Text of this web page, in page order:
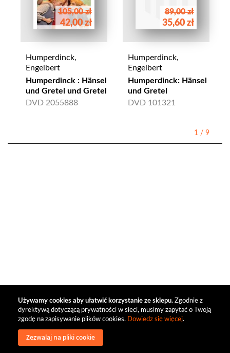
Używamy cookies aby ułatwić korzystanie ze sklepu. Zgodnie z
dyrektywą dotyczącą prywatności w sieci, musimy zapytać o Twoją
zgodę na zapisywanie plików cookies. Dowiedz się więcej.
Zezwalaj na pliki cookie
105,00 zł
42,00 zł
Humperdinck,
Engelbert
Humperdinck : Hänsel
und Gretel und Gretel
DVD 2055888
89,00 zł
35,60 zł
Humperdinck,
Engelbert
Humperdinck: Hänsel
und Gretel
DVD 101321
1 / 9